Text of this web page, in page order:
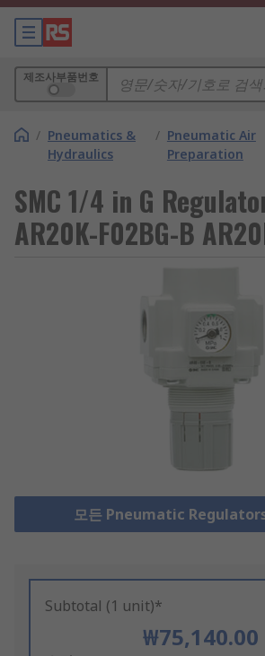
제조사부품번호
/ Pneumatics &
Hydraulics
/ Pneumatic Air
Preparation
SMC 1/4 in G
AR20K-F02BG-B
모든 Pneumatic
Subtotal (1 unit)*
₩75,140.00